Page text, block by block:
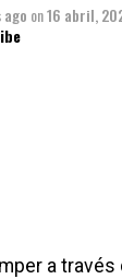
ago on16 abril,
a